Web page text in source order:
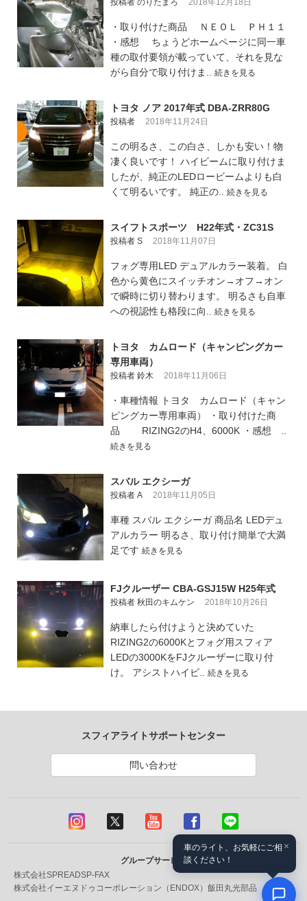
投稿者 のりたまろ 2018年12月18日
・取り付けた商品 ＮＥＯＬ ＰＨ１１
・感想 ちょうどホームページに同一車
種の取付要領が載っていて、それを見な
がら自分で取り付けま.. 続きを見る
トヨタ ノア 2017年式 DBA-ZRR80G
投稿者 2018年11月24日
この明るさ、この白さ、しかも安い！物
凄く良いです！ ハイビームに取り付けま
したが、純正のLEDロービームよりも白
くて明るいです。 純正の.. 続きを見る
スイフトスポーツ H22年式・ZC31S
投稿者 S 2018年11月07日
フォグ専用LED デュアルカラー装着。 白
色から黄色にスイッチオン→オフ→オン
で瞬時に切り替わります。 明るさも自車
への視認性も格段に向.. 続きを見る
トヨタ カムロード（キャンピングカー
専用車両）
投稿者 鈴木 2018年11月06日
・車種情報 トヨタ カムロード（キャン
ピングカー専用車両） ・取り付けた商
品 RIZING2のH4、6000K ・感想 ..
続きを見る
スバル エクシーガ
投稿者 A 2018年11月05日
車種 スバル エクシーガ 商品名 LEDデュ
アルカラー 明るさ、取り付け簡単で大満
足です 続きを見る
FJクルーザー CBA-GSJ15W H25年式
投稿者 秋田のキムケン 2018年10月26日
納車したら付けようと決めていた
RIZING2の6000Kとフォグ用スフィア
LEDの3000KをFJクルーザーに取り付
け。 アシストハイビ.. 続きを見る
スフィアライトサポートセンター
問い合わせ
グループサービス
株式会社SPREADSP-FAX
株式会社イーエヌドゥコーポレーション（ENDOX） 飯田丸光部品
×
車のライト、お気軽にご相
談ください！